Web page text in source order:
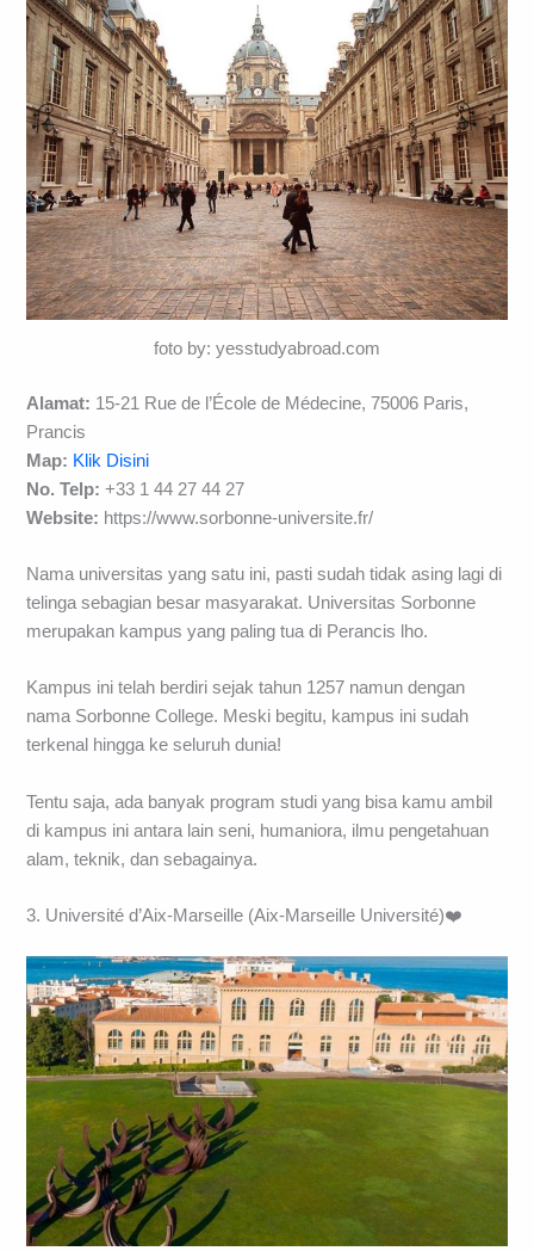
foto by: yesstudyabroad.com
Alamat: 15-21 Rue de l’École de Médecine, 75006 Paris,
Prancis
Map: Klik Disini
No. Telp:+33 1 44 27 44 27
Website: https://www.sorbonne-universite.fr/
Nama universitas yang satu ini, pasti sudah tidak asing lagi di
telinga sebagian besar masyarakat. Universitas Sorbonne
merupakan kampus yang paling tua di Perancis lho.
Kampus ini telah berdiri sejak tahun 1257 namun dengan
nama Sorbonne College. Meski begitu, kampus ini sudah
terkenal hingga ke seluruh dunia!
Tentu saja, ada banyak program studi yang bisa kamu ambil
di kampus ini antara lain seni, humaniora, ilmu pengetahuan
alam, teknik, dan sebagainya.
3. Université d’Aix-Marseille (Aix-Marseille Université)❤️